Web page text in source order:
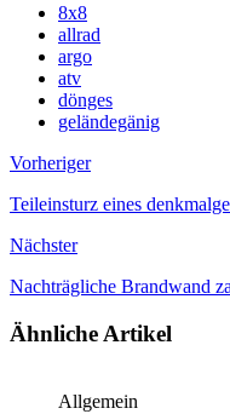
8x8
allrad
argo
atv
dönges
geländegänig
Vorheriger
Teileinsturz eines
Nächster
Nachträgliche Brandwand
Ähnliche Artikel
Allgemein